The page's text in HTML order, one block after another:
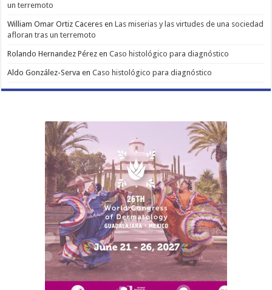
un terremoto
William Omar Ortiz Caceres enLas miserias y las virtudes de una sociedad
afloran tras un terremoto
Rolando Hernandez Pérez enCaso histológico para diagnóstico
Aldo González-Serva enCaso histológico para diagnóstico